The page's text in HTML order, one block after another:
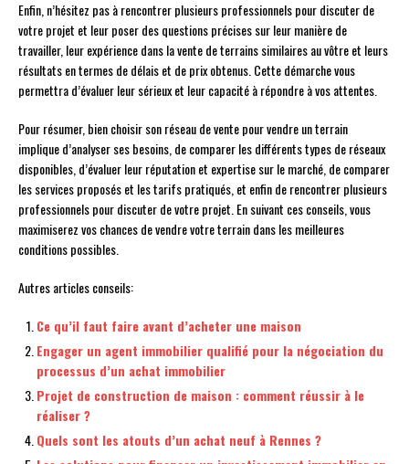
Enfin, n’hésitez pas à rencontrer plusieurs professionnels pour discuter de
votre projet et leur poser des questions précises sur leur manière de
travailler, leur expérience dans la vente de terrains similaires au vôtre et leurs
résultats en termes de délais et de prix obtenus. Cette démarche vous
permettra d’évaluer leur sérieux et leur capacité à répondre à vos attentes.
Pour résumer, bien choisir son réseau de vente pour vendre un terrain
implique d’analyser ses besoins, de comparer les différents types de réseaux
disponibles, d’évaluer leur réputation et expertise sur le marché, de comparer
les services proposés et les tarifs pratiqués, et enfin de rencontrer plusieurs
professionnels pour discuter de votre projet. En suivant ces conseils, vous
maximiserez vos chances de vendre votre terrain dans les meilleures
conditions possibles.
Autres articles conseils:
Ce qu’il faut faire avant d’acheter une maison
Engager un agent immobilier qualifié pour la négociation du
processus d’un achat immobilier
Projet de construction de maison : comment réussir à le
réaliser ?
Quels sont les atouts d’un achat neuf à Rennes ?